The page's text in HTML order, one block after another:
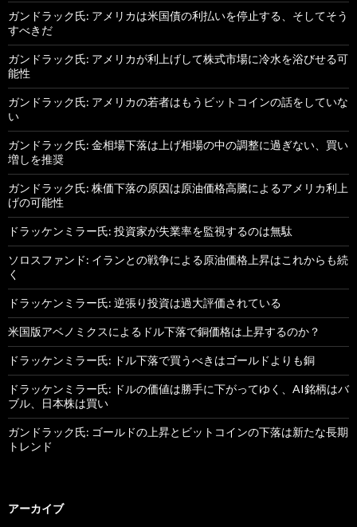
ガンドラック氏: アメリカは米国債の利払いを停止する、そしてそう
すべきだ
ガンドラック氏: アメリカが利上げして株式市場に冷水を浴びせる可
能性
ガンドラック氏: アメリカの若者はもうビットコインの話をしていな
い
ガンドラック氏: 金相場下落は上げ相場の中の調整に過ぎない、買い
増しを推奨
ガンドラック氏: 株価下落の原因は原油価格高騰によるアメリカ利上
げの可能性
ドラッケンミラー氏: 投資家が失業率を監視するのは無駄
ソロスファンド: イランとの戦争による原油価格上昇はこれからも続
く
ドラッケンミラー氏: 逆張り投資は過大評価されている
米国版アベノミクスによるドル下落で銅価格は上昇するのか？
ドラッケンミラー氏: ドル下落で買うべきはゴールドよりも銅
ドラッケンミラー氏: ドルの価値は勝手に下がってゆく、AI銘柄はバ
ブル、日本株は買い
ガンドラック氏: ゴールドの上昇とビットコインの下落は新たな長期
トレンド
アーカイブ